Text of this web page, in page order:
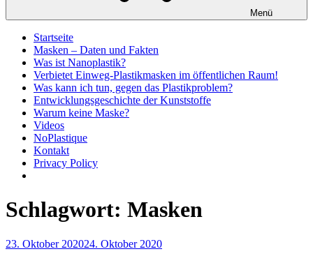
Menü
Startseite
Masken – Daten und Fakten
Was ist Nanoplastik?
Verbietet Einweg-Plastikmasken im öffentlichen Raum!
Was kann ich tun, gegen das Plastikproblem?
Entwicklungsgeschichte der Kunststoffe
Warum keine Maske?
Videos
NoPlastique
Kontakt
Privacy Policy
Schlagwort: Masken
Veröffentlicht
23. Oktober 202024. Oktober 2020